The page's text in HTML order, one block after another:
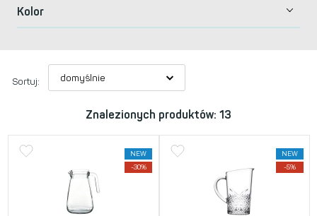
Kolor
Sortuj:
Znalezionych produktów: 13
NEW
-30%
NEW
-5%